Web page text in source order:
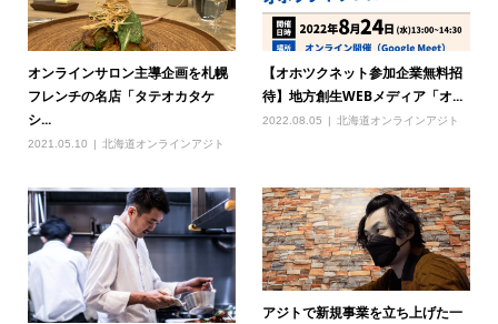
オンラインサロン主導企画を札幌
フレンチの名店「タテオカタケ
シ...
2021.05.10 北海道オンラインアジト
【オホツクネット参加企業無料招
待】地方創生WEBメディア「オ...
2022.08.05 北海道オンラインアジト
アジトで新規事業を立ち上げた一